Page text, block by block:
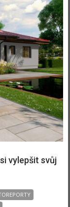
vylepšit svůj